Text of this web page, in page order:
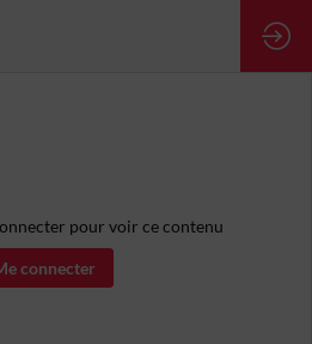
pour voir ce contenu
connecter